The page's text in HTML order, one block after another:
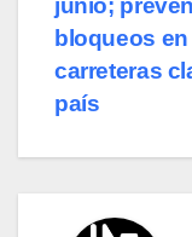
junio; prevén
bloqueos en
carreteras
país